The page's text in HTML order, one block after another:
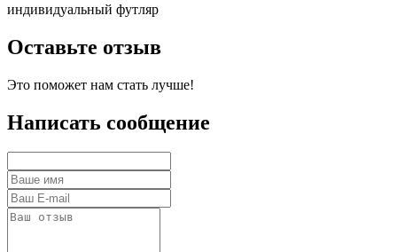
индивидуальный футляр
Оставьте отзыв
Это поможет нам стать лучше!
Написать сообщение